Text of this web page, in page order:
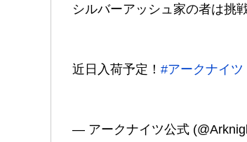
シルバーアッシュ家の者は挑
近日入荷予定！ #アークナイツ
— アークナイツ公式